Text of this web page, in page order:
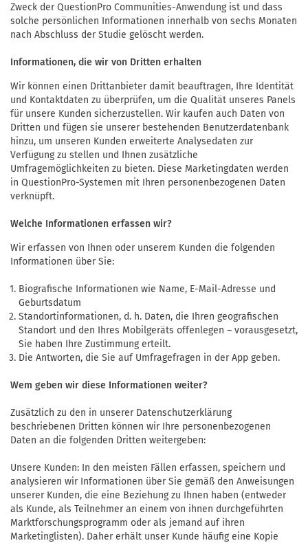
Zweck der QuestionPro Communities-Anwendung ist und dass
solche persönlichen Informationen innerhalb von sechs Monaten
nach Abschluss der Studie gelöscht werden.
Informationen, die wir von Dritten erhalten
Wir können einen Drittanbieter damit beauftragen, Ihre Identität
und Kontaktdaten zu überprüfen, um die Qualität unseres Panels
für unsere Kunden sicherzustellen. Wir kaufen auch Daten von
Dritten und fügen sie unserer bestehenden Benutzerdatenbank
hinzu, um unseren Kunden erweiterte Analysedaten zur
Verfügung zu stellen und Ihnen zusätzliche
Umfragemöglichkeiten zu bieten. Diese Marketingdaten werden
in QuestionPro-Systemen mit Ihren personenbezogenen Daten
verknüpft.
Welche Informationen erfassen wir?
Wir erfassen von Ihnen oder unserem Kunden die folgenden
Informationen über Sie:
Biografische Informationen wie Name, E-Mail-Adresse und
Geburtsdatum
Standortinformationen, d. h. Daten, die Ihren geografischen
Standort und den Ihres Mobilgeräts offenlegen – vorausgesetzt,
Sie haben Ihre Zustimmung erteilt.
Die Antworten, die Sie auf Umfragefragen in der App geben.
Wem geben wir diese Informationen weiter?
Zusätzlich zu den in unserer Datenschutzerklärung
beschriebenen Dritten können wir Ihre personenbezogenen
Daten an die folgenden Dritten weitergeben:
Unsere Kunden: In den meisten Fällen erfassen, speichern und
analysieren wir Informationen über Sie gemäß den Anweisungen
unserer Kunden, die eine Beziehung zu Ihnen haben (entweder
als Kunde, als Teilnehmer an einem von ihnen durchgeführten
Marktforschungsprogramm oder als jemand auf ihren
Marketinglisten). Daher erhält unser Kunde häufig eine Kopie